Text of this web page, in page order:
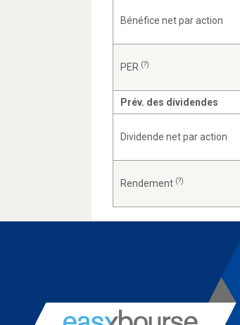
Bénéfice net par action
PER (?)
Prév. des dividendes
Dividende net par action
Rendement (?)